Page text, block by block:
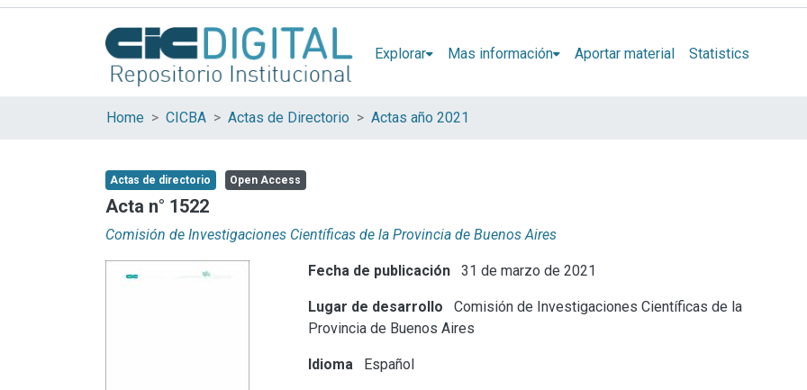
Explorar Mas información Aportar material Statistics
Home CICBA Actas de Directorio Actas año 2021
Actas de directorio Open Access
Acta n° 1522
Comisión de Investigaciones Científicas de la Provincia de Buenos Aires
Fecha de publicación 31 de marzo de 2021
Lugar de desarrollo
Comisión de Investigaciones Científicas de la
Provincia de Buenos Aires
Idioma Español